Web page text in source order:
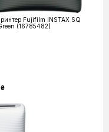
Fujifilm INSTAX SQ
(16785482)